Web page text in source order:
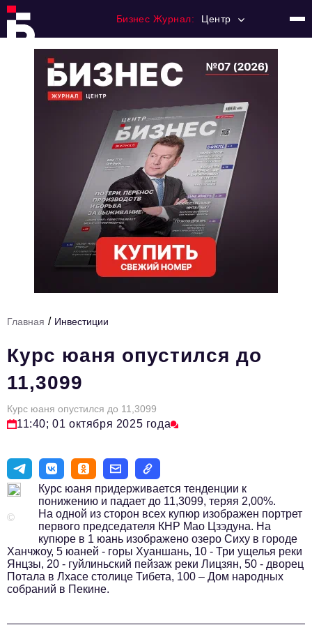
Бизнес Журнал: Центр
Регулирование
Премия "Тульский Бизнес"
История тульского предпринимательства
Тема номера
HR
Персона номера
Технологии и тренды
Туризм
Импортозамещение
Мероприятия
Авторские материалы
Видео
Главная / Инвестиции
Курс юаня опустился до
11,3099
Курс юаня опустился до 11,3099
11:40; 01 октября 2025 года
©
Курс юаня придерживается тенденции к
понижению и падает до 11,3099, теряя 2,00%.
На одной из сторон всех купюр изображен портрет
первого председателя КНР Мао Цзэдуна. На
купюре в 1 юань изображено озеро Сиху в городе
Ханчжоу, 5 юаней - горы Хуаншань, 10 - Три ущелья реки
Янцзы, 20 - гуйлиньский пейзаж реки Лицзян, 50 - дворец
Потала в Лхасе столице Тибета, 100 – Дом народных
собраний в Пекине.